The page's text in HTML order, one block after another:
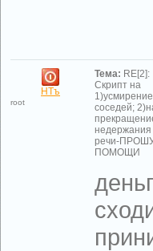
НТъ
root
Тема: RE[2]:
Скрипт на
1)усмирение
соседей;
недержания
речи-
ПОМОЩИ